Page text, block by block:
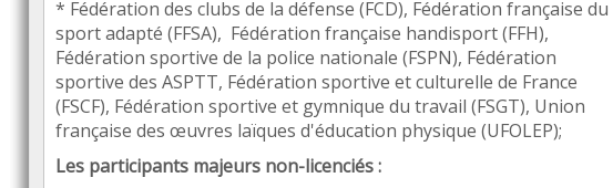
* Fédération des clubs de la défense (FCD), Fédération française du
sport adapté (FFSA), Fédération française handisport (FFH),
Fédération sportive de la police nationale (FSPN), Fédération
sportive des ASPTT, Fédération sportive et culturelle de France
(FSCF), Fédération sportive et gymnique du travail (FSGT), Union
française des œuvres laïques d'éducation physique (UFOLEP);
Les participants majeurs non-licenciés :